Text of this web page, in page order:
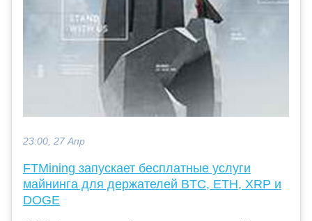
23:00, 27 Апр
FTMining запускает бесплатные услуги
майнинга для держателей BTC, ETH, XRP и
DOGE